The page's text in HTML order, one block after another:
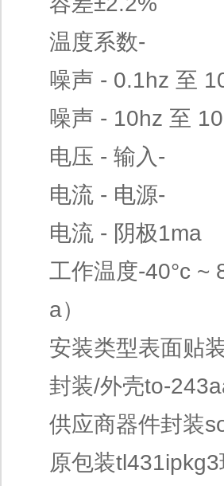
温度系数-
噪声 - 0.1hz 至
噪声 - 10hz 至
电压 - 输入-
电流 - 电源-
电流 - 阴极1ma
工作温度-40°c ~
a）
安装类型表面贴
封装/外壳to-
供应商器件封装
原包装